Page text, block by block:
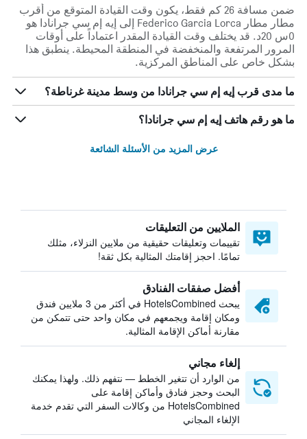
ضمن مسافة 26 كم فقط، يكون وقت القيادة المتوقع من أقرب
مطار مطار Federico Garcia Lorca إلى إيه إم سي جرانادا هو
0س 20د. قد يختلف وقت القيادة المقدر اعتماداً على أوقات
المرور المرتفعة والمنخفضة في المنطقة المحيطة. ينطبق هذا
بشكل خاص على المناطق المركزية.
ما مدى قرب إيه إم سي جرانادا من وسط مدينة غرناطة؟
ما هو رقم هاتف إيه إم سي جرانادا؟
عرض المزيد من الأسئلة الشائعة
الملايين من التعليقات
تقييمات وتعليقات حقيقية من ملايين النزلاء، مثلك
تمامًا. احجز إقامتك المثالية بكل ثقة!
أفضل صفقات الفنادق
يبحث HotelsCombined في أكثر من 3 ملايين فندق
ومكان إقامة ويجمعهم في مكان واحد حتى تتمكن من
مقارنة أماكن الإقامة المثالية.
إلغاء مجاني
من الوارد أن تتغير الخطط — نتفهم ذلك. ولهذا يمكنك
البحث وحجز فنادق وأماكن إقامة على
HotelsCombined من وكالات السفر التي تقدم خدمة
الإلغاء المجاني